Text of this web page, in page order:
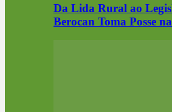
Da Lida Rural ao
Berocan Toma Posse